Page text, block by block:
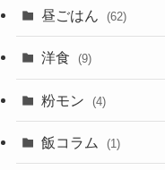
昼ごはん (62)
洋食 (9)
粉モン (4)
飯コラム (1)